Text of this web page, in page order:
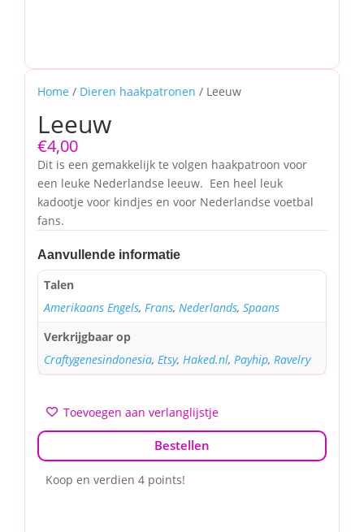
Home / Dieren haakpatronen / Leeuw
Leeuw
€4,00
Dit is een gemakkelijk te volgen haakpatroon voor
een leuke Nederlandse leeuw. Een heel leuk
kadootje voor kindjes en voor Nederlandse voetbal
fans.
Aanvullende informatie
Talen
Amerikaans Engels, Frans, Nederlands, Spaans
Verkrijgbaar op
Craftygenesindonesia, Etsy, Haked.nl, Payhip, Ravelry
Toevoegen aan verlanglijstje
Bestellen
Koop en verdien 4 points!